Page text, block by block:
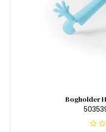
Bogholder